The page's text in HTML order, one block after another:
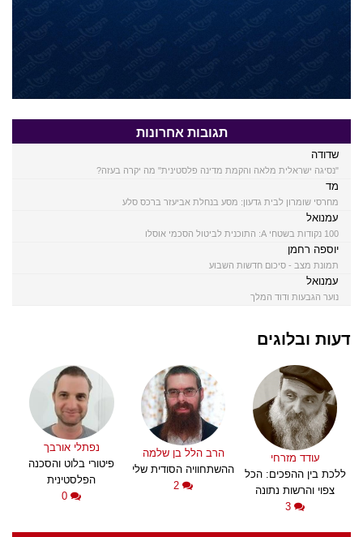
תגובות אחרונות
שדודה
"נסיגה ישראלית מלאה והקמת מדינה פלסטינית" מה יקרה בעזה?
מד
מחרסי שומרון לבית גדעון: מסע בנחלת אביעזר ברכס סלע
עמנואל
100 נקודות בשטחי A: התוכנית לביטול הסכמי אוסלו
יוספה רחמן
תמונת מצב - סיכום חדשות השבוע
עמנואל
נוער הגבעות ודוד המלך
דעות ובלוגים
עודד מזרחי
ללכת בין ההפכים: הכל
צפוי והרשות נתונה
3
הרב הלל בן שלמה
ההשתחוויה הסודית שלי
2
נפתלי אורבך
פיטורי בלוט והסכנה
הפלסטינית
0